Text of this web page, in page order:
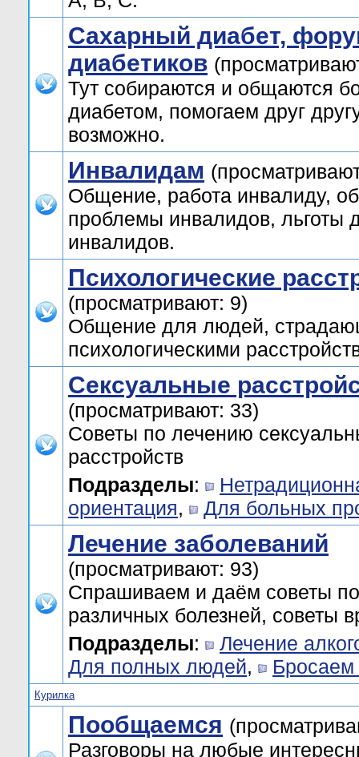
Сахарный диабет,
диабетиков
Тут собираются и общаются
диабетом, помогаем друг
возможно.
Инвалидам
Общение, работа инвалиду,
проблемы инвалидов, льготы
инвалидов.
Психологические
(просматривают: 9)
Общение для людей,
психологическими
Сексуальные
(просматривают: 33)
Советы по лечению
расстройств
Подразделы:
ориентация, Для больных
Лечение заболеваний
(просматривают: 93)
Спрашиваем и даём советы
различных болезней, советы
Подразделы:
Лечение
Для полных людей, Бросаем
Курилка
Пообщаемся
Разговоры на любые